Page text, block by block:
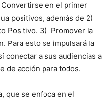
Convertirse en el primer
positivos, además de 2)
Positivo. 3) Promover la
Para esto se impulsará la
conectar a sus audiencias a
de acción para todos.
que se enfoca en el